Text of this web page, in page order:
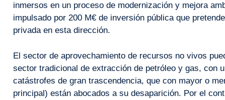
inmersos en un proceso de modernización y mejora
impulsado por 200 M€ de inversión pública que
privada en esta dirección.
El sector de aprovechamiento de recursos no vivos
sector tradicional de extracción de petróleo y gas, con
catástrofes de gran trascendencia, que con mayor o
principal) están abocados a su desaparición. Por el